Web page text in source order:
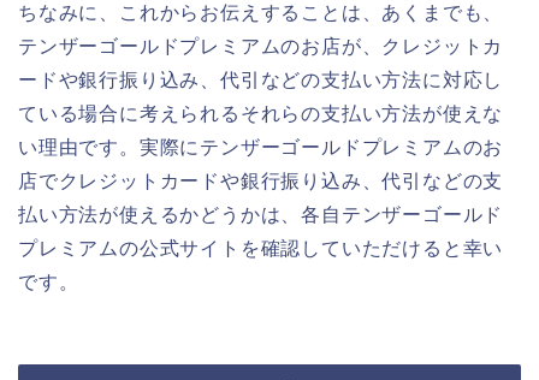
ちなみに、これからお伝えすることは、あくまでも、
テンザーゴールドプレミアムのお店が、クレジットカ
ードや銀行振り込み、代引などの支払い方法に対応し
ている場合に考えられるそれらの支払い方法が使えな
い理由です。実際にテンザーゴールドプレミアムのお
店でクレジットカードや銀行振り込み、代引などの支
払い方法が使えるかどうかは、各自テンザーゴールド
プレミアムの公式サイトを確認していただけると幸い
です。